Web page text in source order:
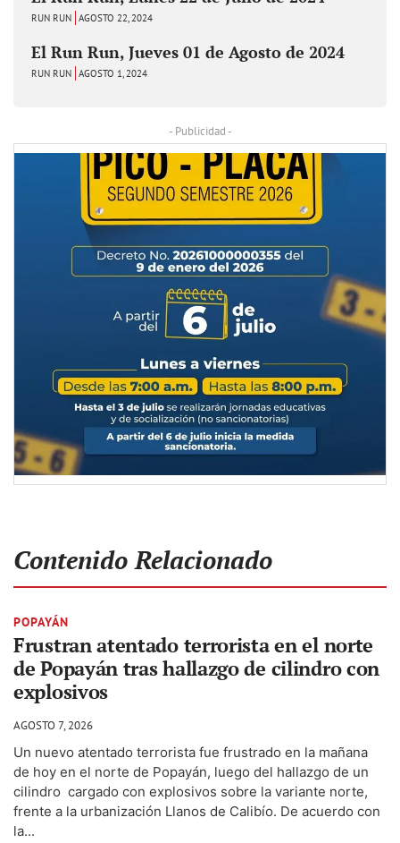
RUN RUN AGOSTO 22, 2024
El Run Run, Jueves 01 de Agosto de 2024
RUN RUN AGOSTO 1, 2024
- Publicidad -
Contenido Relacionado
POPAYÁN
Frustran atentado terrorista en el norte
de Popayán tras hallazgo de cilindro con
explosivos
AGOSTO 7, 2026
Un nuevo atentado terrorista fue frustrado en la mañana
de hoy en el norte de Popayán, luego del hallazgo de un
cilindro cargado con explosivos sobre la variante norte,
frente a la urbanización Llanos de Calibío. De acuerdo con
la...